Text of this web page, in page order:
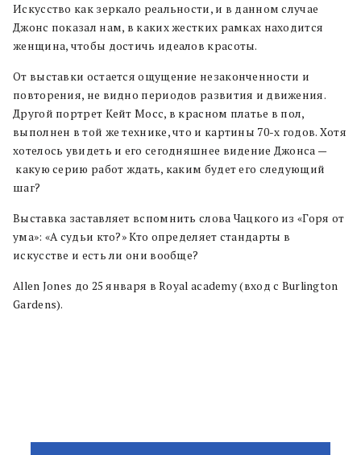
Искусство как зеркало реальности, и в данном случае
Джонс показал нам, в каких жестких рамках находится
женщина, чтобы достичь идеалов красоты.
От выставки остается ощущение незаконченности и
повторения, не видно периодов развития и движения.
Другой портрет Кейт Мосс, в красном платье в пол,
выполнен в той же технике, что и картины 70-х годов. Хотя
хотелось увидеть и его сегодняшнее видение Джонса —
какую серию работ ждать, каким будет его следующий
шаг?
Выставка заставляет вспомнить слова Чацкого из «Горя от
ума»: «A судьи кто?» Кто определяет стандарты в
искусстве и есть ли они вообще?
Allen Jones до 25 января в Royal academy (вход с Burlington
Gardens).